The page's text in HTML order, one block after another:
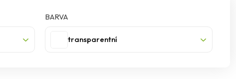
BARVA
transparentní